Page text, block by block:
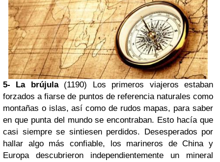
5- La brújula(1190) Los primeros viajeros estaban
forzados a fiarse de puntos de referencia naturales como
montañas o islas, así como de rudos mapas, para saber
en que punta del mundo se encontraban. Esto hacía que
casi siempre se sintiesen perdidos. Desesperados por
hallar algo más confiable, los marineros de China y
Europa descubrieron independientemente un mineral